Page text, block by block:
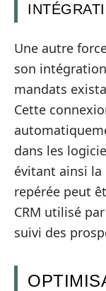
Une autre
son
mandats
Cette
dans les
évitant ainsi la
repérée peut
CRM utilisé
suivi des